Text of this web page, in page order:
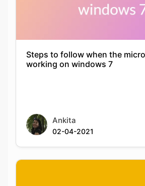
Steps to follow when the
working on windows 7
Ankita
02-04-2021